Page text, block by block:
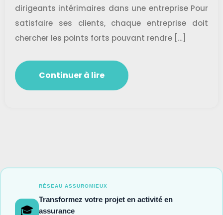
dirigeants intérimaires dans une entreprise Pour
satisfaire ses clients, chaque entreprise doit
chercher les points forts pouvant rendre […]
Continuer à lire
🎓
RÉSEAU ASSUROMIEUX
Transformez votre projet en activité en
assurance